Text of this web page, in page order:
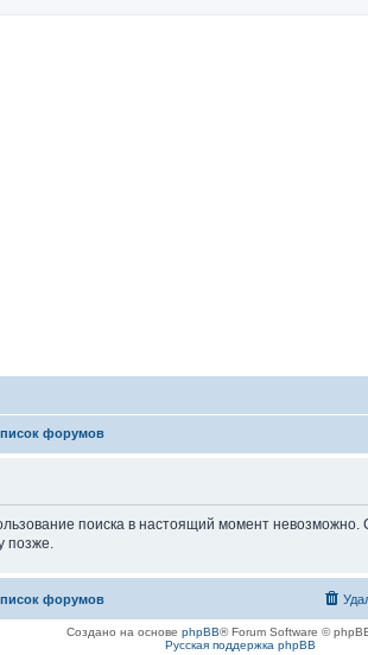
форумов
поиска в настоящий момент
позже.
форумов
Создано на основе phpBB® Forum Software ©
Русская поддержка phpBB